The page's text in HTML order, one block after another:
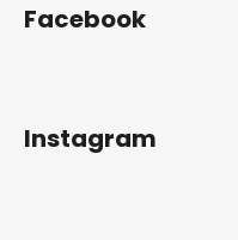
Facebook
Instagram